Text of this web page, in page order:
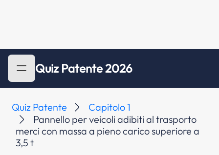
Quiz Patente 2026
Quiz Patente
Capitolo 1
Pannello per veicoli adibiti al trasporto
merci con massa a pieno carico superiore a
3,5 t